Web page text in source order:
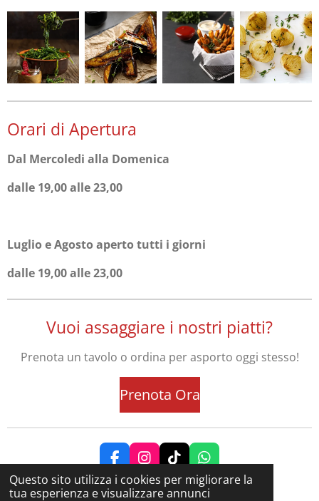
Questo sito utilizza i cookies per migliorare la
tua esperienza e visualizzare annunci
Orari di Apertura
Dal Mercoledi alla Domenica
dalle 19,00 alle 23,00
Luglio e Agosto aperto tutti i giorni
dalle 19,00 alle 23,00
Vuoi assaggiare i nostri piatti?
Prenota un tavolo o ordina per asporto oggi stesso!
Prenota Ora
F
a
c
I
n
s
T
i
k
W
h
a
© 2024 - 2026 marghericesenatico